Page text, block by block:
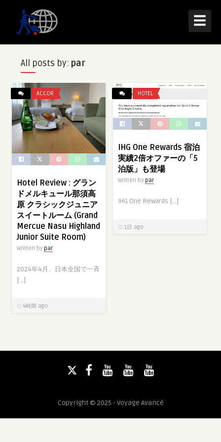
☰
All posts by: par
ACCOR
Hotel Review : グラン
ドメルキュール那須高
原 クラシックジュニア
スイートルーム (Grand
Mercue Nasu Highland
Junior Suite Room)
Written by par
2024年4月、日本全国で一斉
[…]
4時間 ago
HOTEL
IHG One Rewards 宿泊
実績2倍オファーの「5
泊版」も登場
Written by par
IHG One Rewards […]
1日 ago
Copyright © 2025 - Voyage Avancé